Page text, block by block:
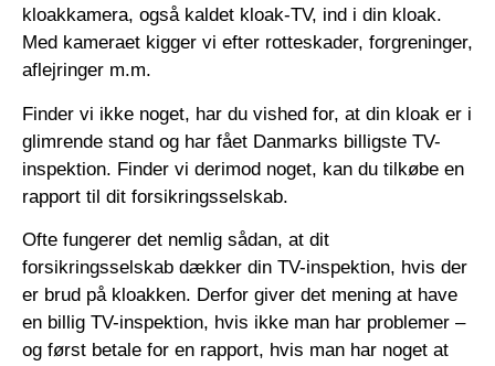
kloakkamera, også kaldet kloak-TV, ind i din kloak.
Med kameraet kigger vi efter rotteskader, forgreninger,
aflejringer m.m.
Finder vi ikke noget, har du vished for, at din kloak er i
glimrende stand og har fået Danmarks billigste TV-
inspektion. Finder vi derimod noget, kan du tilkøbe en
rapport til dit forsikringsselskab.
Ofte fungerer det nemlig sådan, at dit
forsikringsselskab dækker din TV-inspektion, hvis der
er brud på kloakken. Derfor giver det mening at have
en billig TV-inspektion, hvis ikke man har problemer –
og først betale for en rapport, hvis man har noget at